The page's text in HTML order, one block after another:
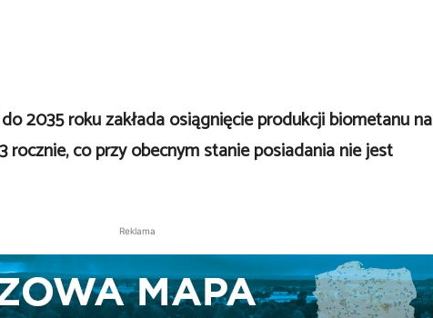
2035 roku zakłada osiągnięcie produkcji biometanu na
rocznie, co przy obecnym stanie posiadania nie jest
Reklama